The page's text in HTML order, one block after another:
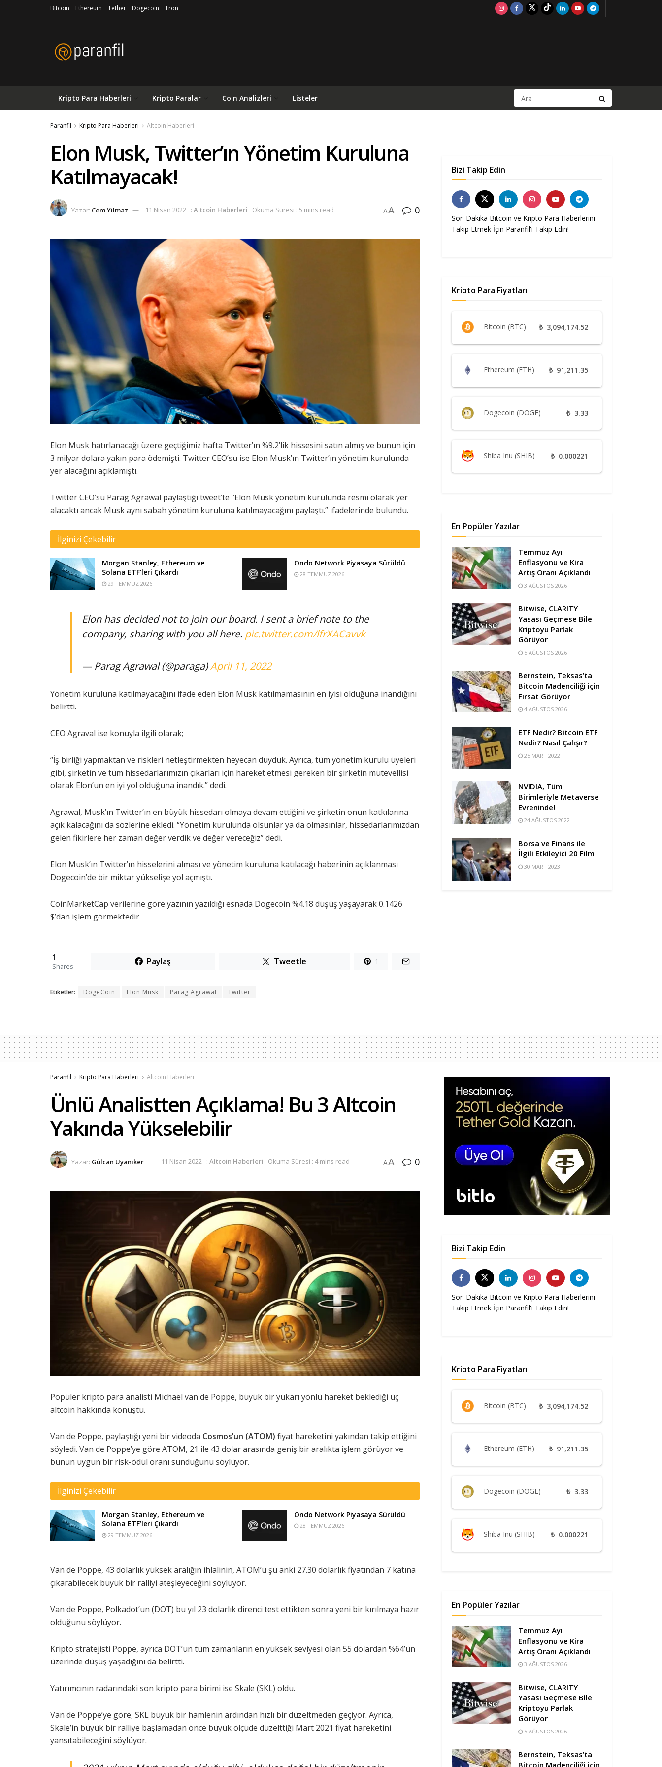
Bitcoin Ethereum Tether Dogecoin Tron
Kripto Para Haberleri Kripto Paralar Coin Analizleri Listeler
Paranfil Kripto Para Haberleri Altcoin Haberleri
Elon Musk, Twitter’ın Yönetim Kuruluna
Katılmayacak!
Yazar: Cem Yilmaz 11 Nisan 2022 : Altcoin Haberleri Okuma Süresi : 5 mins read AA 0
Elon Musk hatırlanacağı üzere geçtiğimiz hafta Twitter’ın %9.2’lik hissesini satın almış ve bunun için
3 milyar dolara yakın para ödemişti. Twitter CEO’su ise Elon Musk’ın Twitter’ın yönetim kurulunda
yer alacağını açıklamıştı.
Twitter CEO’su Parag Agrawal paylaştığı tweet’te “Elon Musk yönetim kurulunda resmi olarak yer
alacaktı ancak Musk aynı sabah yönetim kuruluna katılmayacağını paylaştı.” ifadelerinde bulundu.
İlginizi Çekebilir
Morgan Stanley, Ethereum ve
Solana ETF’leri Çıkardı
29 TEMMUZ 2026
Ondo Network Piyasaya Sürüldü
28 TEMMUZ 2026
Elon has decided not to join our board. I sent a brief note to the
company, sharing with you all here. pic.twitter.com/lfrXACavvk
— Parag Agrawal (@paraga)April 11, 2022
Yönetim kuruluna katılmayacağını ifade eden Elon Musk katılmamasının en iyisi olduğuna inandığını
belirtti.
CEO Agraval ise konuyla ilgili olarak;
“İş birliği yapmaktan ve riskleri netleştirmekten heyecan duyduk. Ayrıca, tüm yönetim kurulu üyeleri
gibi, şirketin ve tüm hissedarlarımızın çıkarları için hareket etmesi gereken bir şirketin mütevellisi
olarak Elon’un en iyi yol olduğuna inandık.” dedi.
Agrawal, Musk’ın Twitter’ın en büyük hissedarı olmaya devam ettiğini ve şirketin onun katkılarına
açık kalacağını da sözlerine ekledi. “Yönetim kurulunda olsunlar ya da olmasınlar, hissedarlarımızdan
gelen fikirlere her zaman değer verdik ve değer vereceğiz” dedi.
Elon Musk’ın Twitter’ın hisselerini alması ve yönetim kuruluna katılacağı haberinin açıklanması
Dogecoin’de bir miktar yükselişe yol açmıştı.
CoinMarketCap verilerine göre yazının yazıldığı esnada Dogecoin %4.18 düşüş yaşayarak 0.1426
$’dan işlem görmektedir.
1
Shares Paylaş Tweetle 1
Etiketler: DogeCoin Elon Musk Parag Agrawal Twitter
Bizi Takip Edin
Son Dakika Bitcoin ve Kripto Para Haberlerini
Takip Etmek İçin Paranfil'i Takip Edin!
Kripto Para Fiyatları
Bitcoin (BTC) ₺ 3,094,174.52
Ethereum (ETH) ₺ 91,211.35
Dogecoin (DOGE) ₺ 3.33
Shiba Inu (SHIB) ₺ 0.000221
En Popüler Yazılar
Temmuz Ayı
Enflasyonu ve Kira
Artış Oranı Açıklandı
3 AĞUSTOS 2026
Bitwise, CLARITY
Yasası Geçmese Bile
Kriptoyu Parlak
Görüyor
5 AĞUSTOS 2026
Bernstein, Teksas’ta
Bitcoin Madenciliği için
Fırsat Görüyor
4 AĞUSTOS 2026
ETF Nedir? Bitcoin ETF
Nedir? Nasıl Çalışır?
25 MART 2022
NVIDIA, Tüm
Birimleriyle Metaverse
Evreninde!
24 AĞUSTOS 2022
Borsa ve Finans ile
İlgili Etkileyici 20 Film
30 MART 2023
Paranfil Kripto Para Haberleri Altcoin Haberleri
Ünlü Analistten Açıklama! Bu 3 Altcoin
Yakında Yükselebilir
Yazar: Gülcan Uyanıker 11 Nisan 2022 : Altcoin Haberleri Okuma Süresi : 4 mins read AA 0
Popüler kripto para analisti Michaël van de Poppe, büyük bir yukarı yönlü hareket beklediği üç
altcoin hakkında konuştu.
Van de Poppe, paylaştığı yeni bir videoda Cosmos’un (ATOM) fiyat hareketini yakından takip ettiğini
söyledi. Van de Poppe’ye göre ATOM, 21 ile 43 dolar arasında geniş bir aralıkta işlem görüyor ve
bunun uygun bir risk-ödül oranı sunduğunu söylüyor.
İlginizi Çekebilir
Morgan Stanley, Ethereum ve
Solana ETF’leri Çıkardı
29 TEMMUZ 2026
Ondo Network Piyasaya Sürüldü
28 TEMMUZ 2026
Van de Poppe, 43 dolarlık yüksek aralığın ihlalinin, ATOM’u şu anki 27.30 dolarlık fiyatından 7 katına
çıkarabilecek büyük bir ralliyi ateşleyeceğini söylüyor.
Van de Poppe, Polkadot’un (DOT) bu yıl 23 dolarlık direnci test ettikten sonra yeni bir kırılmaya hazır
olduğunu söylüyor.
Kripto stratejisti Poppe, ayrıca DOT’un tüm zamanların en yüksek seviyesi olan 55 dolardan %64’ün
üzerinde düşüş yaşadığını da belirtti.
Yatırımcının radarındaki son kripto para birimi ise Skale (SKL) oldu.
Van de Poppe’ye göre, SKL büyük bir hamlenin ardından hızlı bir düzeltmeden geçiyor. Ayrıca,
Skale’in büyük bir ralliye başlamadan önce büyük ölçüde düzelttiği Mart 2021 fiyat hareketini
yansıtabileceğini söylüyor.
Bizi Takip Edin
Son Dakika Bitcoin ve Kripto Para Haberlerini
Takip Etmek İçin Paranfil'i Takip Edin!
Kripto Para Fiyatları
Bitcoin (BTC) ₺ 3,094,174.52
Ethereum (ETH) ₺ 91,211.35
Dogecoin (DOGE) ₺ 3.33
Shiba Inu (SHIB) ₺ 0.000221
En Popüler Yazılar
Temmuz Ayı
Enflasyonu ve Kira
Artış Oranı Açıklandı
3 AĞUSTOS 2026
Bitwise, CLARITY
Yasası Geçmese Bile
Kriptoyu Parlak
Görüyor
5 AĞUSTOS 2026
Bernstein, Teksas’ta
Bitcoin Madenciliği için